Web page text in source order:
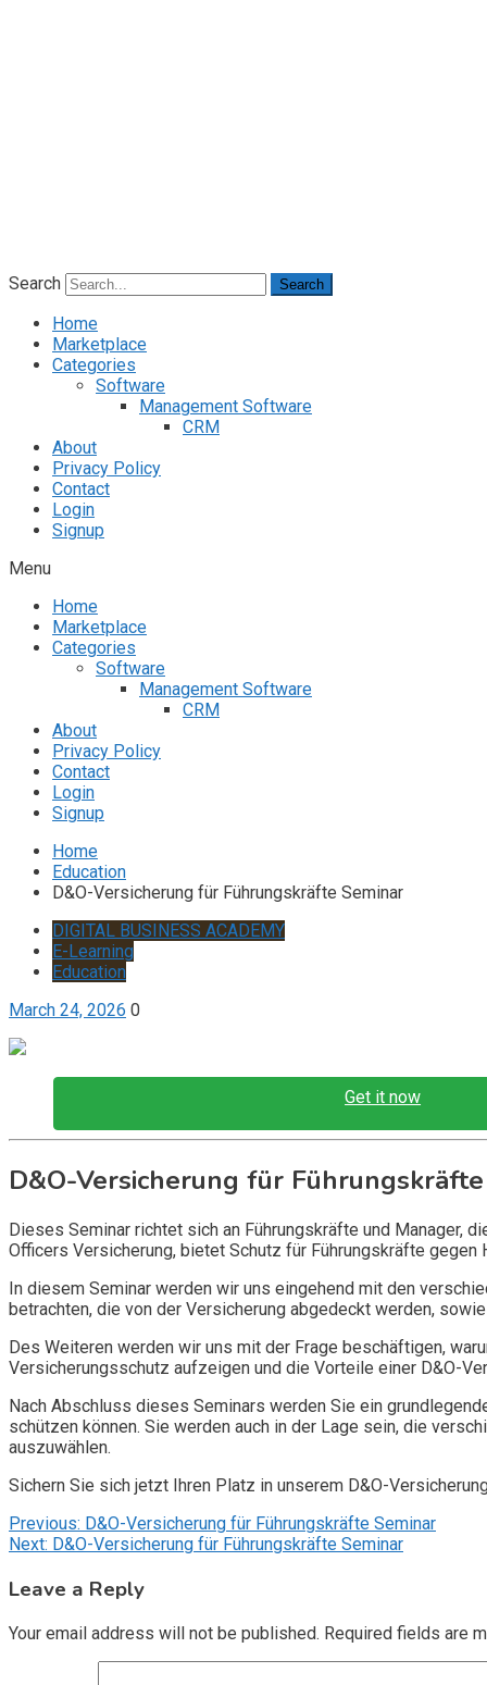
Search Search
Home
Marketplace
Categories
Software
Management Software
CRM
About
Privacy Policy
Contact
Login
Signup
Menu
Home
Marketplace
Categories
Software
Management Software
CRM
About
Privacy Policy
Contact
Login
Signup
Home
Education
D&O-Versicherung für Führungskräfte Seminar
DIGITAL BUSINESS ACADEMY
E-Learning
Education
March 24, 2026 0
Get it now
D&O-Versicherung für
Dieses Seminar richtet sich an Führungskräfte und Manager,
Officers Versicherung, bietet Schutz für Führungskräfte
In diesem Seminar werden wir uns eingehend mit den
betrachten, die von der Versicherung abgedeckt werden,
Des Weiteren werden wir uns mit der Frage beschäftigen,
Versicherungsschutz aufzeigen und die Vorteile einer D&O-
Nach Abschluss dieses Seminars werden Sie ein
schützen können. Sie werden auch in der Lage sein, die
auszuwählen.
Sichern Sie sich jetzt Ihren Platz in unserem D&O-
Post
navigation
Previous: D&O-Versicherung für Führungskräfte Seminar
Next: D&O-Versicherung für Führungskräfte Seminar
Leave a Reply
Your email address will not be published. Required fields are